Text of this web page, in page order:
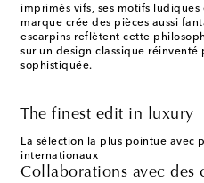
imprimés vifs, ses motifs
marque crée des pièces aussi
escarpins reflètent cette
sur un design classique
sophistiquée.
The finest edit in luxury
La sélection la plus pointue avec
internationaux
Collaborations avec des